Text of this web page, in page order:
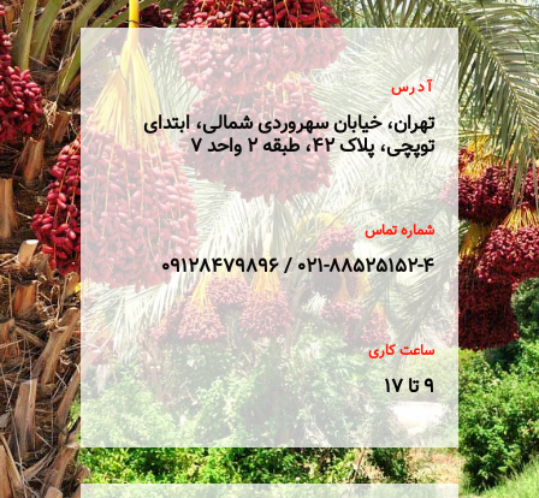
آدرس
تهران، خیابان سهروردی شمالی، ابتدای
توپچی، پلاک 42، طبقه 2 واحد 7
شماره تماس
021-88525152-4 / 09128479896
ساعت کاری
9 تا 17